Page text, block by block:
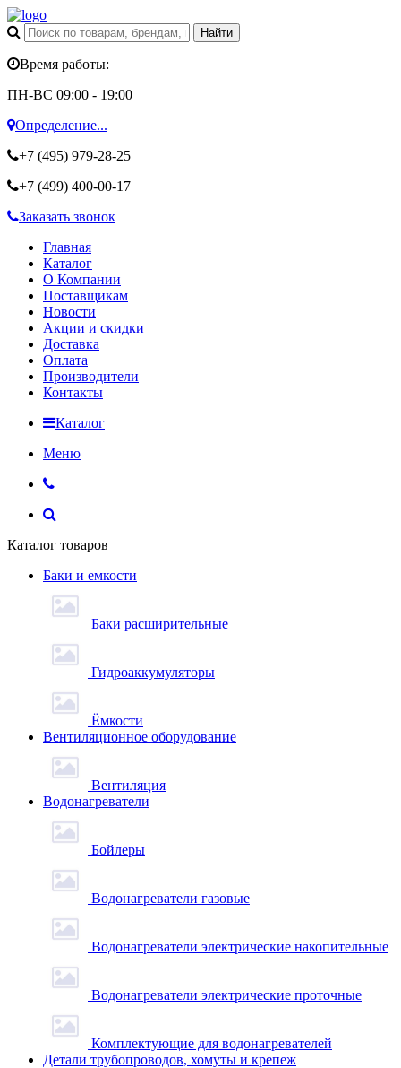
Время работы:
ПН-ВС 09:00 - 19:00
Определение...
+7 (495) 979-28-25
+7 (499) 400-00-17
Заказать звонок
Главная
Каталог
О Компании
Поставщикам
Новости
Акции и скидки
Доставка
Оплата
Производители
Контакты
Каталог
Меню
Каталог товаров
Баки и емкости
Баки расширительные
Гидроаккумуляторы
Ёмкости
Вентиляционное оборудование
Вентиляция
Водонагреватели
Бойлеры
Водонагреватели газовые
Водонагреватели электрические накопительные
Водонагреватели электрические проточные
Комплектующие для водонагревателей
Детали трубопроводов, хомуты и крепеж